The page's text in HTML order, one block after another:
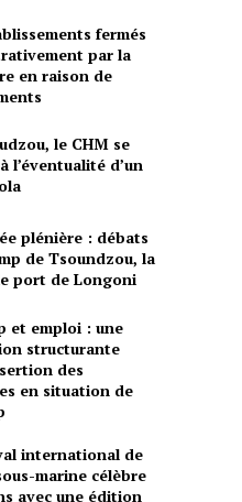
fermés
par la
en raison de
le CHM se
l’éventualité d’un
plénière : débats
de Tsoundzou, la
port de Longoni
et emploi : une
structurante
des
en situation de
international de
marine célèbre
avec une édition